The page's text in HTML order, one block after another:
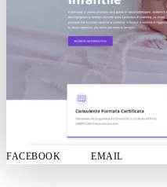
FACEBOOK EMAIL